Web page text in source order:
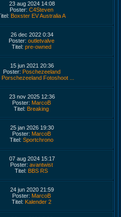
23 aug 2024 14:08
Poster: C4Steven
Boxster EV Australia A
26 dec 2022 0:34
Poster: outletvalve
Titel: pre-owned
15 jun 2021 20:36
Poster: Poschezeeland
Porschezeeland Fotoshoot ...
23 nov 2025 12:36
Poster: MarcoB
Titel: Breaking
25 jan 2026 19:30
Poster: MarcoB
Titel: Sportchrono
07 aug 2024 15:17
Poster: avantwist
Titel: BBS RS
24 jun 2020 21:59
Poster: MarcoB
Titel: Kalender 2